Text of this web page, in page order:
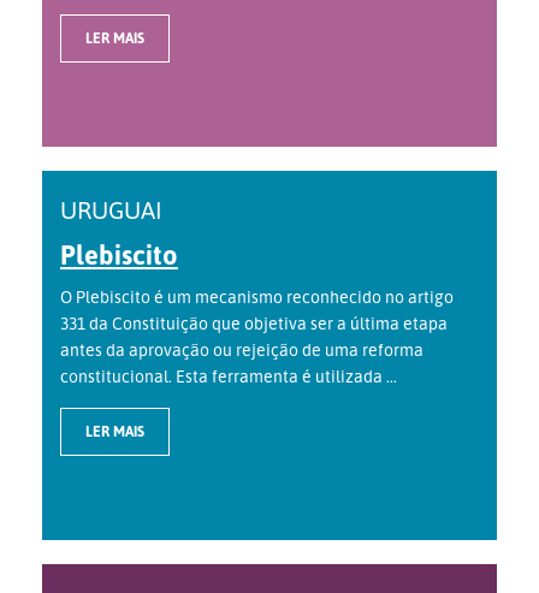
LER MAIS
URUGUAI
Plebiscito
O Plebiscito é um mecanismo reconhecido no artigo
331 da Constituição que objetiva ser a última etapa
antes da aprovação ou rejeição de uma reforma
constitucional. Esta ferramenta é utilizada ...
LER MAIS